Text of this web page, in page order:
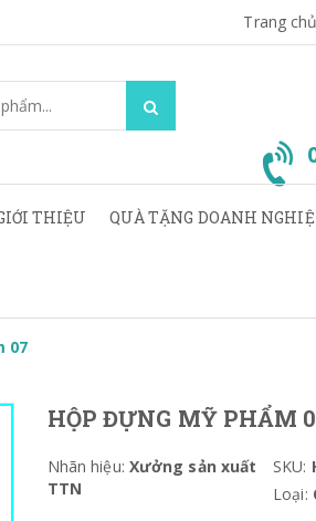
Trang chủ
THIỆU QUÀ TẶNG DOANH
07
HỘP ĐỰNG MỸ PHẨM
Nhãn hiệu: Xưởng sản xuất
TTN
SKU:
Loại: